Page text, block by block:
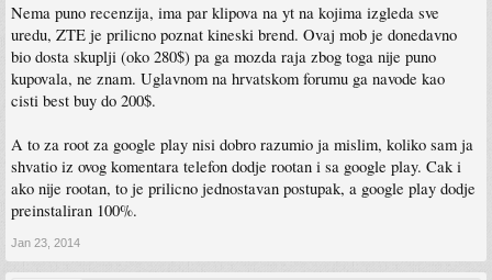
Nema puno recenzija, ima par klipova na yt na kojima izgleda sve
uredu, ZTE je prilicno poznat kineski brend. Ovaj mob je donedavno
bio dosta skuplji (oko 280$) pa ga mozda raja zbog toga nije puno
kupovala, ne znam. Uglavnom na hrvatskom forumu ga navode kao
cisti best buy do 200$.
A to za root za google play nisi dobro razumio ja mislim, koliko sam ja
shvatio iz ovog komentara telefon dodje rootan i sa google play. Cak i
ako nije rootan, to je prilicno jednostavan postupak, a google play dodje
preinstaliran 100%.
Jan 23, 2014